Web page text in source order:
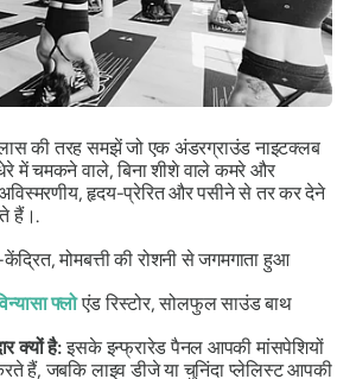
की तरह समझें जो एक अंडरग्राउंड नाइटक्लब
में चमकने वाले, बिना शीशे वाले कमरे और
हृदय-प्रेरित और पसीने से तर कर देने
हैं।.
मोमबत्ती की रोशनी से जगमगाता हुआ
फ्लोएंड रिस्टोर, सोलफुल साउंड बाथ
क्यों है:इसके इन्फ्रारेड पैनल आपकी मांसपेशियों
हैं, जबकि लाइव डीजे या चुनिंदा प्लेलिस्ट आपकी